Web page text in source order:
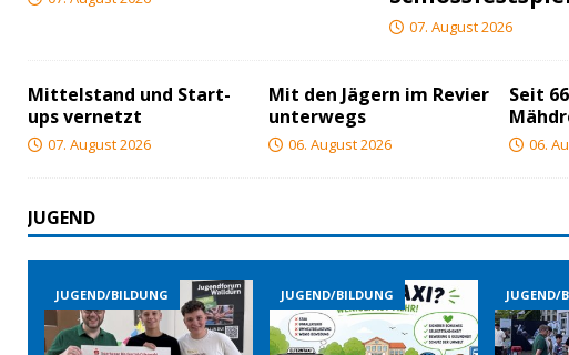
07. August 2026
Mittelstand und Start-
ups vernetzt
07. August 2026
Mit den Jägern im Revier
unterwegs
06. August 2026
Seit
06.
JUGEND
JUGEND/BILDUNG JUGEND/BILDUNG JUGEND/